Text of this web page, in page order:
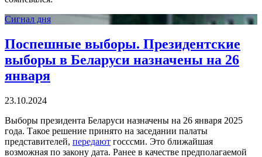
Сигнал дня
Поспешные выборы. Президентские
выборы в Беларуси назначены на 26
января
23.10.2024
Выборы президента Беларуси назначены на 26 января 2025
года. Такое решение принято на заседании палаты
представителей, передают госссми. Это ближайшая
возможная по закону дата. Ранее в качестве предполагаемой